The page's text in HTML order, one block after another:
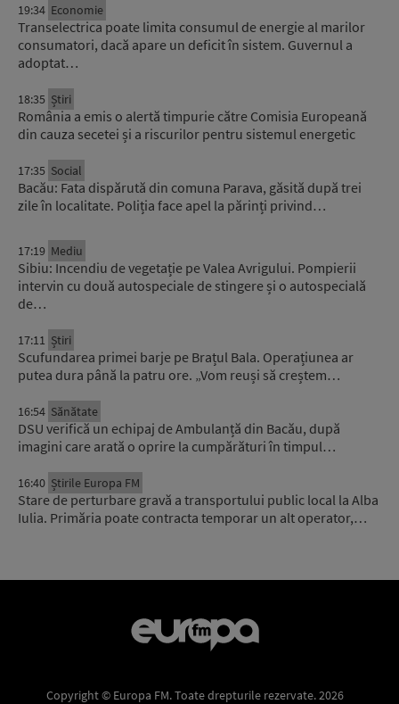
19:34 Economie
Transelectrica poate limita consumul de energie al marilor
consumatori, dacă apare un deficit în sistem. Guvernul a
adoptat…
18:35 Știri
România a emis o alertă timpurie către Comisia Europeană
din cauza secetei și a riscurilor pentru sistemul energetic
17:35 Social
Bacău: Fata dispărută din comuna Parava, găsită după trei
zile în localitate. Poliția face apel la părinți privind…
17:19 Mediu
Sibiu: Incendiu de vegetație pe Valea Avrigului. Pompierii
intervin cu două autospeciale de stingere și o autospecială
de…
17:11 Știri
Scufundarea primei barje pe Brațul Bala. Operațiunea ar
putea dura până la patru ore. „Vom reuși să creștem…
16:54 Sănătate
DSU verifică un echipaj de Ambulanță din Bacău, după
imagini care arată o oprire la cumpărături în timpul…
16:40 Știrile Europa FM
Stare de perturbare gravă a transportului public local la Alba
Iulia. Primăria poate contracta temporar un alt operator,…
Copyright © Europa FM. Toate drepturile rezervate. 2026